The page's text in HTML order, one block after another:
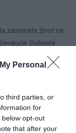
Personal
third parties, or
for
opt-out
that after your
zasnivate život na
Dobijate
i sada se sve
prilika da na
se otvara nova